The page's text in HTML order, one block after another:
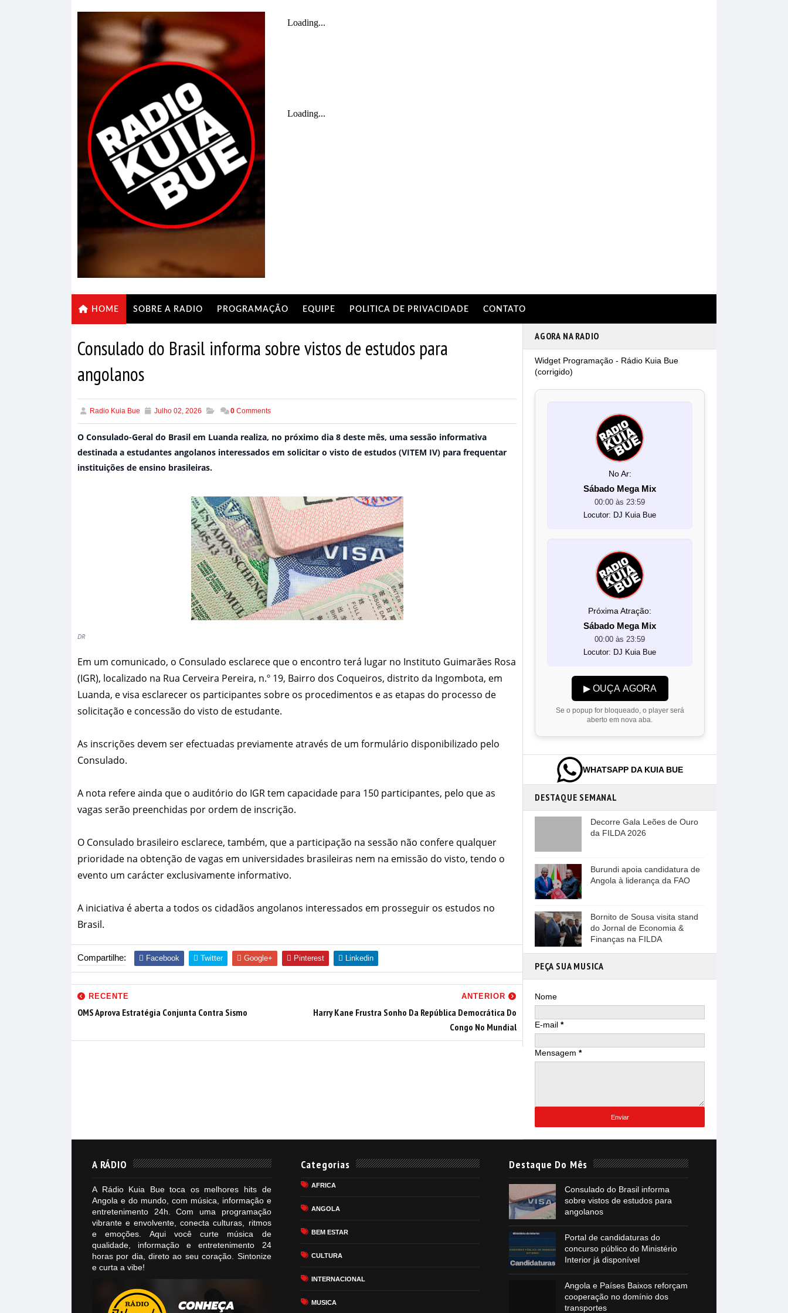
HOME SOBRE A RADIO PROGRAMAÇÃO EQUIPE POLITICA DE PRIVACIDADE CONTATO
Consulado do Brasil informa sobre vistos de estudos para
angolanos
Radio Kuia Bue Julho 02, 2026 0 Comments
O Consulado-Geral do Brasil em Luanda realiza, no próximo dia 8 deste mês, uma sessão informativa
destinada a estudantes angolanos interessados em solicitar o visto de estudos (VITEM IV) para frequentar
instituições de ensino brasileiras.
DR
Em um comunicado, o Consulado esclarece que o encontro terá lugar no Instituto Guimarães Rosa
(IGR), localizado na Rua Cerveira Pereira, n.º 19, Bairro dos Coqueiros, distrito da Ingombota, em
Luanda, e visa esclarecer os participantes sobre os procedimentos e as etapas do processo de
solicitação e concessão do visto de estudante.
As inscrições devem ser efectuadas previamente através de um formulário disponibilizado pelo
Consulado.
A nota refere ainda que o auditório do IGR tem capacidade para 150 participantes, pelo que as
vagas serão preenchidas por ordem de inscrição.
O Consulado brasileiro esclarece, também, que a participação na sessão não confere qualquer
prioridade na obtenção de vagas em universidades brasileiras nem na emissão do visto, tendo o
evento um carácter exclusivamente informativo.
A iniciativa é aberta a todos os cidadãos angolanos interessados em prosseguir os estudos no
Brasil.
Compartilhe: Facebook Twitter Google+ Pinterest Linkedin
RECENTE
OMS Aprova Estratégia Conjunta Contra Sismo
ANTERIOR
Harry Kane Frustra Sonho Da República Democrática Do
Congo No Mundial
AGORA NA RADIO
Widget Programação - Rádio Kuia Bue
(corrigido)
No Ar:
Sábado Mega Mix
00:00 às 23:59
Locutor: DJ Kuia Bue
Próxima Atração:
Sábado Mega Mix
00:00 às 23:59
Locutor: DJ Kuia Bue
▶ OUÇA AGORA
Se o popup for bloqueado, o player será
aberto em nova aba.
WHATSAPP DA KUIA BUE
DESTAQUE SEMANAL
Decorre Gala Leões de Ouro
da FILDA 2026
Burundi apoia candidatura de
Angola à liderança da FAO
Bornito de Sousa visita stand
do Jornal de Economia &
Finanças na FILDA
PEÇA SUA MUSICA
Nome
E-mail *
Mensagem *
A RÁDIO
A Rádio Kuia Bue toca os melhores hits de
Angola e do mundo, com música, informação e
entretenimento 24h. Com uma programação
vibrante e envolvente, conecta culturas, ritmos
e emoções. Aqui você curte música de
qualidade, informação e entretenimento 24
horas por dia, direto ao seu coração. Sintonize
e curta a vibe!
Categorias
AFRICA
ANGOLA
BEM ESTAR
CULTURA
INTERNACIONAL
MUSICA
Destaque Do Mês
Consulado do Brasil informa
sobre vistos de estudos para
angolanos
Portal de candidaturas do
concurso público do Ministério
Interior já disponível
Angola e Países Baixos reforçam
cooperação no domínio dos
transportes